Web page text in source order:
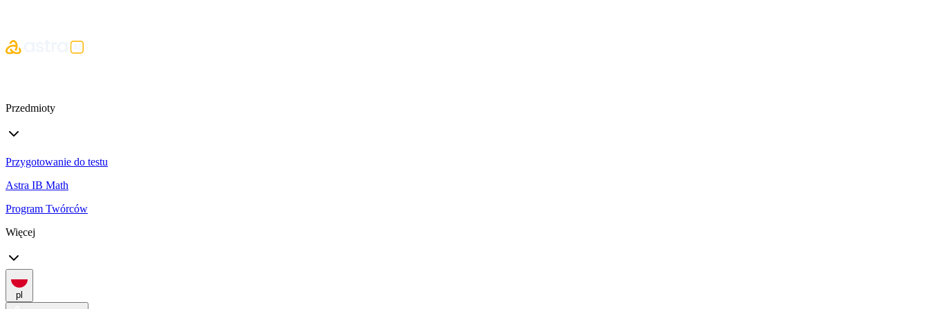
Przedmioty
Przygotowanie do testu
Astra IB Math
Program Twórców
Więcej
pl